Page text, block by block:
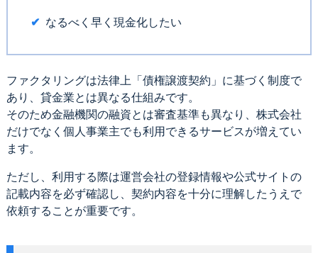
なるべく早く現金化したい
ファクタリングは法律上「債権譲渡契約」に基づく制度で
あり、貸金業とは異なる仕組みです。
そのため金融機関の融資とは審査基準も異なり、株式会社
だけでなく個人事業主でも利用できるサービスが増えてい
ます。
ただし、利用する際は運営会社の登録情報や公式サイトの
記載内容を必ず確認し、契約内容を十分に理解したうえで
依頼することが重要です。